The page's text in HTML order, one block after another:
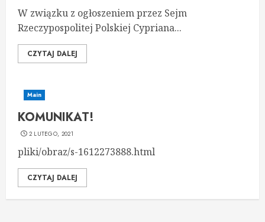
W związku z ogłoszeniem przez Sejm
Rzeczypospolitej Polskiej Cypriana...
CZYTAJ DALEJ
Main
KOMUNIKAT!
2 LUTEGO, 2021
pliki/obraz/s-1612273888.html
CZYTAJ DALEJ